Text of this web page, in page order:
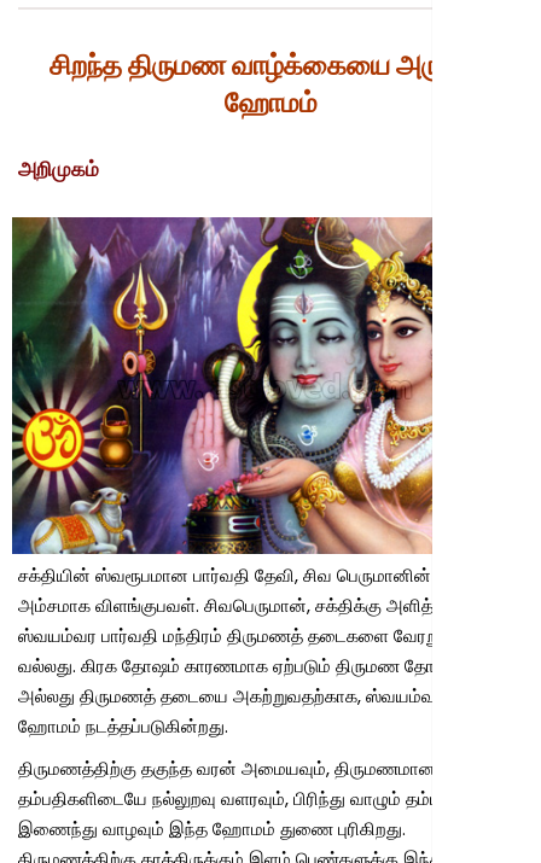
சிறந்த திருமண வாழ்க்கையை அருளும்
ஹோமம்
அறிமுகம்
சக்தியின் ஸ்வரூபமான பார்வதி தேவி, சிவ பெருமானின் சரி பாதி
அம்சமாக விளங்குபவள். சிவபெருமான், சக்திக்கு அளித்த
ஸ்வயம்வர பார்வதி மந்திரம் திருமணத் தடைகளை வேரறுக்க
வல்லது. கிரக தோஷம் காரணமாக ஏற்படும் திருமண தோஷம்
அல்லது திருமணத் தடையை அகற்றுவதற்காக, ஸ்வயம்வர பார்வதி
ஹோமம் நடத்தப்படுகின்றது.
திருமணத்திற்கு தகுந்த வரன் அமையவும், திருமணமான
தம்பதிகளிடையே நல்லுறவு வளரவும், பிரிந்து வாழும் தம்பதியர்
இணைந்து வாழவும் இந்த ஹோமம் துணை புரிகிறது.